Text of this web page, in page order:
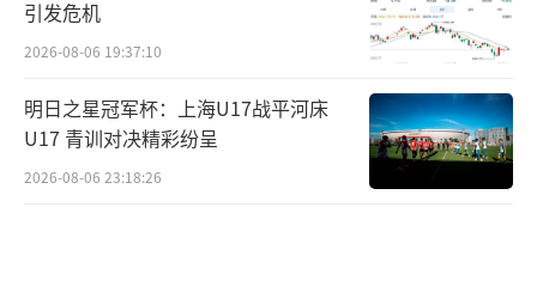
引发危机
2026-08-06 19:37:10
明日之星冠军杯：上海U17战平河床
U17 青训对决精彩纷呈
2026-08-06 23:18:26